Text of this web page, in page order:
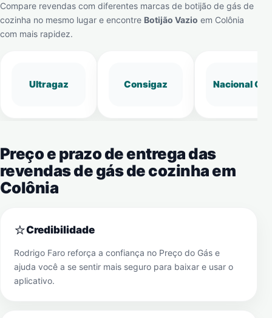
Compare revendas com diferentes marcas de botijão de gás de
cozinha no mesmo lugar e encontre Botijão Vazio em Colônia
com mais rapidez.
Ultragaz Consigaz Nacional Gás
Preço e prazo de entrega das
revendas de gás de cozinha em
Colônia
⭐Credibilidade
Rodrigo Faro reforça a confiança no Preço do Gás e
ajuda você a se sentir mais seguro para baixar e usar o
aplicativo.